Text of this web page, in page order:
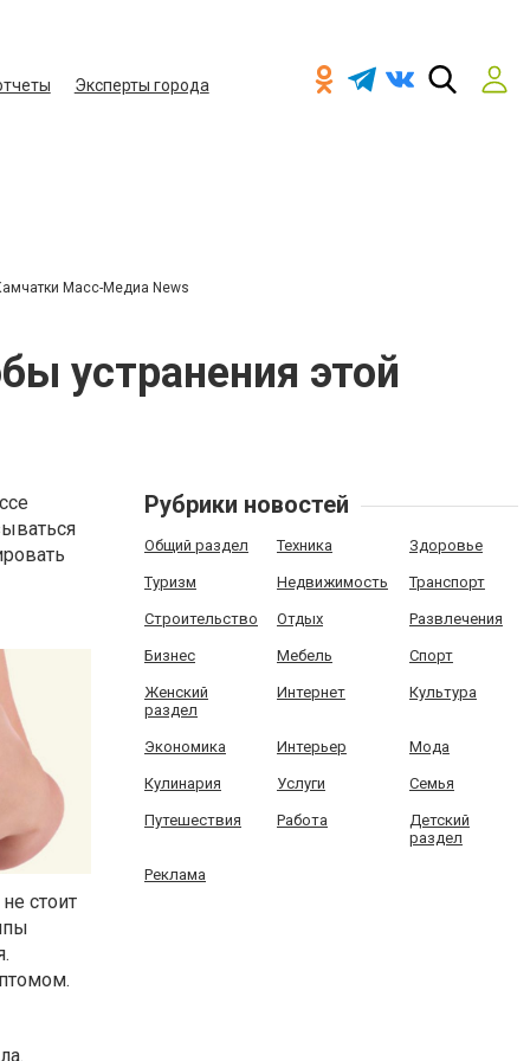
Эксперты города
Масс-Медиа News
устранения этой
стоит
Рубрики новостей
Общий раздел Техника Здоровье
Туризм Недвижимость Транспорт
Строительство Отдых Развлечения
Бизнес Мебель Спорт
Женский
раздел
Интернет Культура
Экономика Интерьер Мода
Кулинария Услуги Семья
Путешествия Работа
Детский
раздел
Реклама